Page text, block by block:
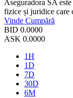
Aseguradora SA
fizice și juridice care
Vinde Cumpără
BID 0.0000
ASK 0.0000
1H
1D
7D
30D
6M